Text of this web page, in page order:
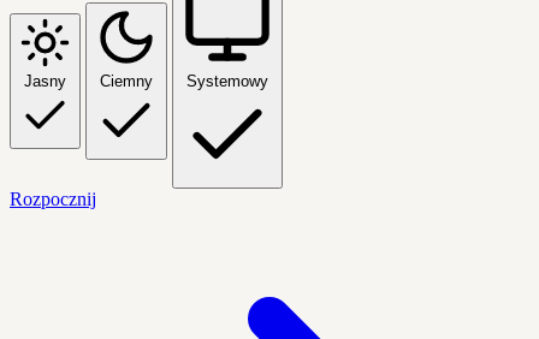
Jasny Ciemny Systemowy
Rozpocznij